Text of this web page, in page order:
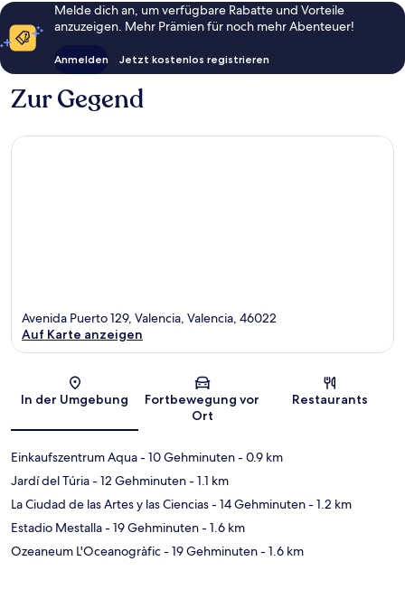
Melde dich an, um verfügbare Rabatte und Vorteile
anzuzeigen. Mehr Prämien für noch mehr Abenteuer!
Anmelden Jetzt kostenlos registrieren
Zur Gegend
Karte
Avenida Puerto 129, Valencia, Valencia, 46022
Auf Karte anzeigen
In der Umgebung
Fortbewegung vor
Ort
Restaurants
Einkaufszentrum Aqua- 10 Gehminuten- 0.9 km
Jardí del Túria- 12 Gehminuten- 1.1 km
La Ciudad de las Artes y las Ciencias- 14 Gehminuten- 1.2 km
Estadio Mestalla- 19 Gehminuten- 1.6 km
Ozeaneum L'Oceanogràfic- 19 Gehminuten- 1.6 km